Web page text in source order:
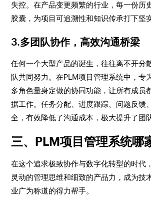
失控。在产品变更频繁的行业，每一份历
胶囊，为项目可追溯性和知识传承打下坚
3.多团队协作，高效沟通桥梁
任何一个大型产品的诞生，往往离不开分
队共同努力。在PLM项目管理系统中，专
多角色量身定做的协同功能，让所有成员
据工作。任务分配、进度跟踪、问题反馈
全，有效降低了沟通成本，极大提升了团
三、PLM项目管理系统哪
在这个追求极致协作与数字化转型的时代
灵动的管理思维和细致的产品力，成为技
业广为称道的得力帮手。